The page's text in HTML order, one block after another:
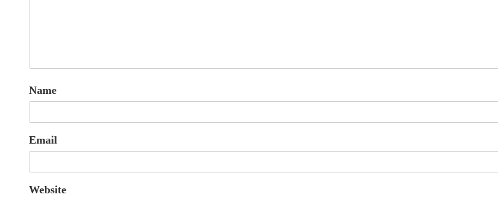
Name
Email
Website